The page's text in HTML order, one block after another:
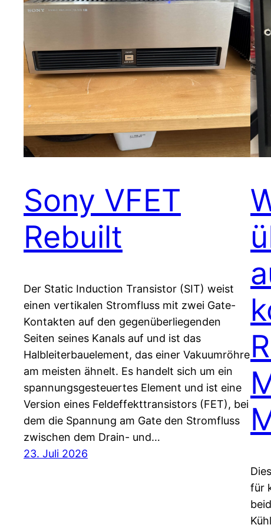
Sony VFET
Rebuilt
Der Static Induction Transistor (SIT) weist
einen vertikalen Stromfluss mit zwei Gate-
Kontakten auf den gegenüberliegenden
Seiten seines Kanals auf und ist das
Halbleiterbauelement, das einer Vakuumröhre
am meisten ähnelt. Es handelt sich um ein
spannungsgesteuertes Element und ist eine
Version eines Feldeffekttransistors (FET), bei
dem die Spannung am Gate den Stromfluss
zwischen dem Drain- und…
23. Juli 2026
für